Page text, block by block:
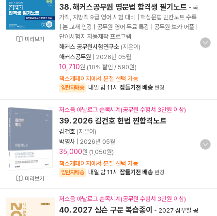
미리보기
38. 해커스공무원 영문법 합격생 필기노트 - 국
가직, 지방직 9급 영어 시험 대비 | 핵심문법 빈칸노트 수록
| 본 교재 인강 | 공무원 영어 무료 특강 | 공무원 보카 어플 |
단어시험지 자동제작 프로그램
해커스 공무원시험연구소 (지은이)
해커스공무원
2026년 05월
10,710원 (10% 할인 / 590원)
책소개페이지에서 분철 선택 가능
양탄자배송 내일 밤 11시 잠들기전 배송 변경
미리보기
저소음 아날로그 손목시계(공무원 수험서 3만원 이상)
39. 2026 김건호 헌법 찐합격노트
김건호 (지은이)
박영사
2026년 05월
35,000원 (1,050원)
책소개페이지에서 분철 선택 가능
양탄자배송 내일 밤 11시 잠들기전 배송 변경
저소음 아날로그 손목시계(공무원 수험서 3만원 이상)
40. 2027 심슨 구문 복습종이 - 2027 심우철 공